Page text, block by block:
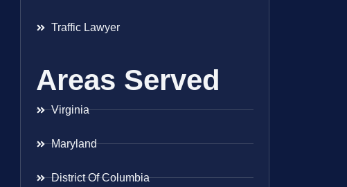
Traffic Lawyer
Areas Served
Virginia
Maryland
District Of Columbia